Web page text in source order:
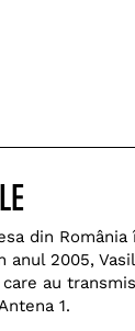
din
anul 2005,
au
1.